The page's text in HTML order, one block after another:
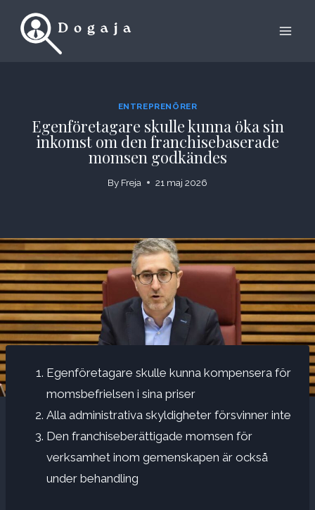
ENTREPRENÖRER
Egenföretagare skulle kunna öka sin
inkomst om den franchisebaserade
momsen godkändes
By Freja 21 maj 2026
Egenföretagare skulle kunna kompensera för
momsbefrielsen i sina priser
Alla administrativa skyldigheter försvinner inte
Den franchiseberättigade momsen för
verksamhet inom gemenskapen är också
under behandling